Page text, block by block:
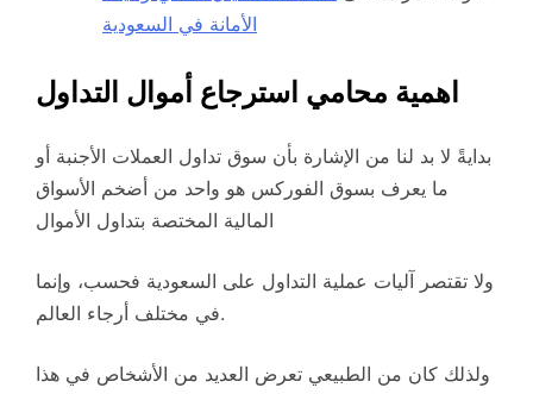
الأمانة في السعودية
اهمية محامي استرجاع أموال التداول
بدايةً لا بد لنا من الإشارة بأن سوق تداول العملات الأجنبة أو
ما يعرف بسوق الفوركس هو واحد من أضخم الأسواق
المالية المختصة بتداول الأموال
ولا تقتصر آليات عملية التداول على السعودية فحسب، وإنما
في مختلف أرجاء العالم.
ولذلك كان من الطبيعي تعرض العديد من الأشخاص في هذا